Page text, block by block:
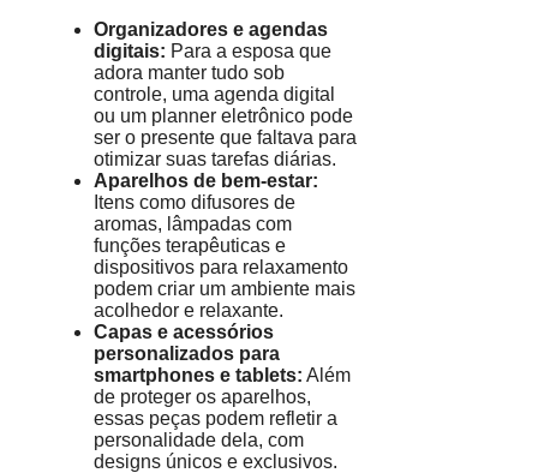
Organizadores e agendas
digitais: Para a esposa que
adora manter tudo sob
controle, uma agenda digital
ou um planner eletrônico pode
ser o presente que faltava para
otimizar suas tarefas diárias.
Aparelhos de bem-estar:
Itens como difusores de
aromas, lâmpadas com
funções terapêuticas e
dispositivos para relaxamento
podem criar um ambiente mais
acolhedor e relaxante.
Capas e acessórios
personalizados para
smartphones e tablets: Além
de proteger os aparelhos,
essas peças podem refletir a
personalidade dela, com
designs únicos e exclusivos.